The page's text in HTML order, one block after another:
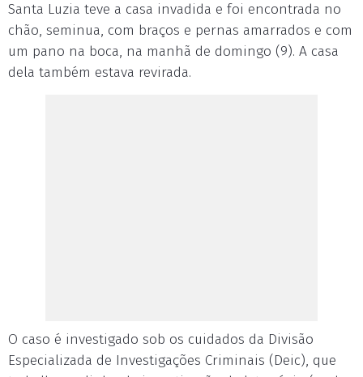
Santa Luzia teve a casa invadida e foi encontrada no
chão, seminua, com braços e pernas amarrados e com
um pano na boca, na manhã de domingo (9). A casa
dela também estava revirada.
O caso é investigado sob os cuidados da Divisão
Especializada de Investigações Criminais (Deic), que